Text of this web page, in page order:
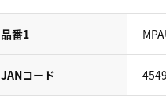
品番1
JANコード